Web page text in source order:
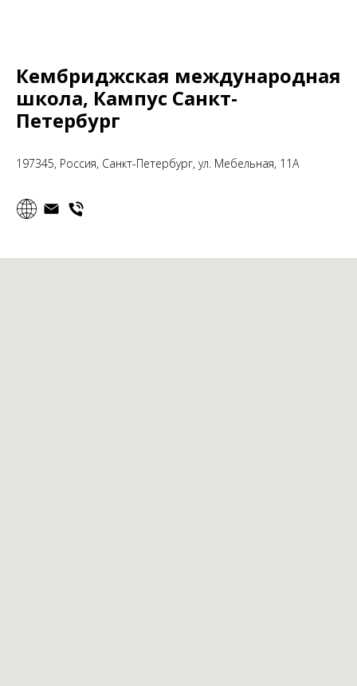
Кембриджская международная
школа, Кампус Санкт-
Петербург
197345, Россия, Санкт-Петербург, ул. Мебельная, 11А